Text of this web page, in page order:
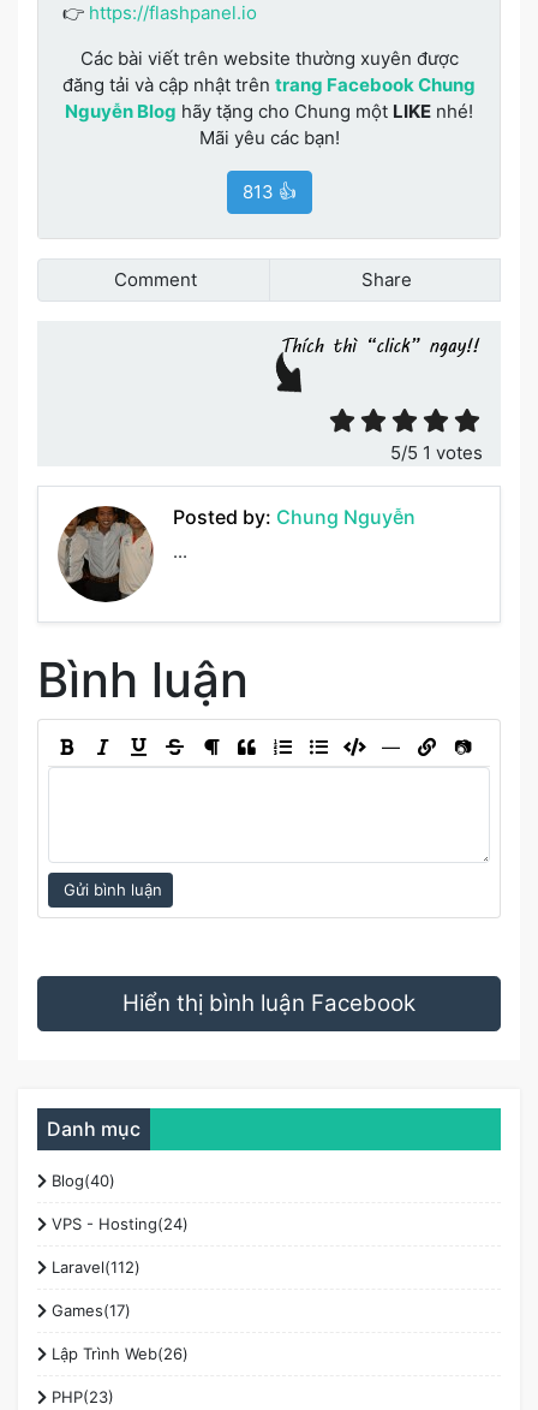
👉 https://flashpanel.io
Các bài viết trên website thường xuyên được
đăng tải và cập nhật trên trang Facebook Chung
Nguyễn Blog hãy tặng cho Chung một LIKE nhé!
Mãi yêu các bạn!
813 👍
Comment Share
Đánh giá bài viết
5/5 1 votes
Posted by: Chung Nguyễn
...
Bình luận
― 📷
Gửi bình luận
Hiển thị bình luận Facebook
Danh mục
Blog(40)
VPS - Hosting(24)
Laravel(112)
Games(17)
Lập Trình Web(26)
PHP(23)